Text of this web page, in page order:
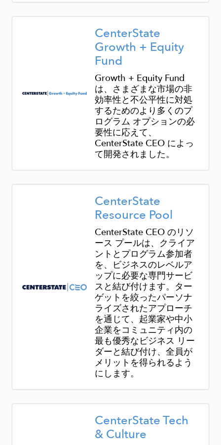
Image
CenterState
Growth + Equity
Fund
Growth + Equity Fund
は、さまざまな市場の非
効率性と不公平性に対処
するためのより多くのプ
ログラム オプションの必
要性に応えて、
CenterState CEO によっ
て開発されました。
Image
CenterState
Resource Pool
CenterState CEO のリソ
ース プールは、クライア
ントとプログラム参加者
を、ビジネスのレベルア
ップに必要な専門サービ
スと結び付けます。ター
ゲットを絞ったパーソナ
ライズされたアプローチ
を通じて、起業家や中小
企業をコミュニティ内の
最も優秀なビジネス リー
ダーと結び付け、全員が
メリットを得られるよう
にします。
Image
CenterState Tech
& Culture